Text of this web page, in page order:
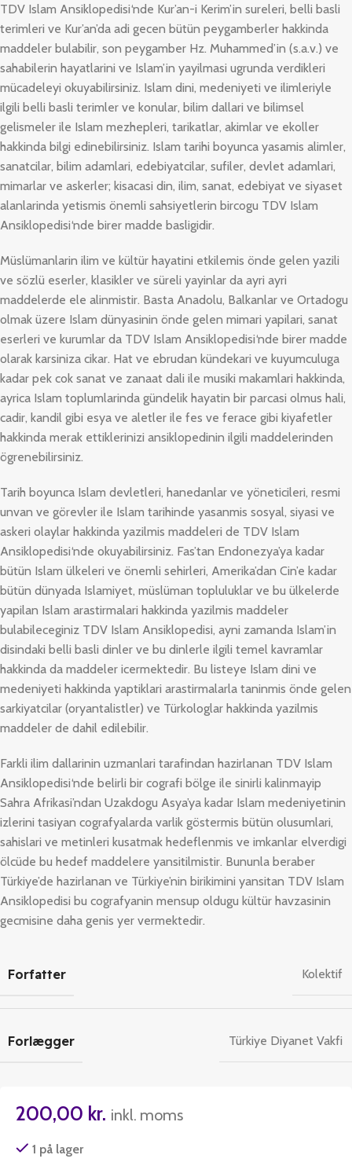
TDV Islam Ansiklopedisi‘nde Kur’an-i Kerim’in sureleri, belli basli
terimleri ve Kur’an’da adi gecen bütün peygamberler hakkinda
maddeler bulabilir, son peygamber Hz. Muhammed’in (s.a.v.) ve
sahabilerin hayatlarini ve Islam’in yayilmasi ugrunda verdikleri
mücadeleyi okuyabilirsiniz. Islam dini, medeniyeti ve ilimleriyle
ilgili belli basli terimler ve konular, bilim dallari ve bilimsel
gelismeler ile Islam mezhepleri, tarikatlar, akimlar ve ekoller
hakkinda bilgi edinebilirsiniz. Islam tarihi boyunca yasamis alimler,
sanatcilar, bilim adamlari, edebiyatcilar, sufiler, devlet adamlari,
mimarlar ve askerler; kisacasi din, ilim, sanat, edebiyat ve siyaset
alanlarinda yetismis önemli sahsiyetlerin bircogu TDV Islam
Ansiklopedisi‘nde birer madde basligidir.
Müslümanlarin ilim ve kültür hayatini etkilemis önde gelen yazili
ve sözlü eserler, klasikler ve süreli yayinlar da ayri ayri
maddelerde ele alinmistir. Basta Anadolu, Balkanlar ve Ortadogu
olmak üzere Islam dünyasinin önde gelen mimari yapilari, sanat
eserleri ve kurumlar da TDV Islam Ansiklopedisi‘nde birer madde
olarak karsiniza cikar. Hat ve ebrudan kündekari ve kuyumculuga
kadar pek cok sanat ve zanaat dali ile musiki makamlari hakkinda,
ayrica Islam toplumlarinda gündelik hayatin bir parcasi olmus hali,
cadir, kandil gibi esya ve aletler ile fes ve ferace gibi kiyafetler
hakkinda merak ettiklerinizi ansiklopedinin ilgili maddelerinden
ögrenebilirsiniz.
Tarih boyunca Islam devletleri, hanedanlar ve yöneticileri, resmi
unvan ve görevler ile Islam tarihinde yasanmis sosyal, siyasi ve
askeri olaylar hakkinda yazilmis maddeleri de TDV Islam
Ansiklopedisi‘nde okuyabilirsiniz. Fas’tan Endonezya’ya kadar
bütün Islam ülkeleri ve önemli sehirleri, Amerika’dan Cin’e kadar
bütün dünyada Islamiyet, müslüman topluluklar ve bu ülkelerde
yapilan Islam arastirmalari hakkinda yazilmis maddeler
bulabileceginiz TDV Islam Ansiklopedisi, ayni zamanda Islam’in
disindaki belli basli dinler ve bu dinlerle ilgili temel kavramlar
hakkinda da maddeler icermektedir. Bu listeye Islam dini ve
medeniyeti hakkinda yaptiklari arastirmalarla taninmis önde gelen
sarkiyatcilar (oryantalistler) ve Türkologlar hakkinda yazilmis
maddeler de dahil edilebilir.
Farkli ilim dallarinin uzmanlari tarafindan hazirlanan TDV Islam
Ansiklopedisi‘nde belirli bir cografi bölge ile sinirli kalinmayip
Sahra Afrikasi’ndan Uzakdogu Asya’ya kadar Islam medeniyetinin
izlerini tasiyan cografyalarda varlik göstermis bütün olusumlari,
sahislari ve metinleri kusatmak hedeflenmis ve imkanlar elverdigi
ölcüde bu hedef maddelere yansitilmistir. Bununla beraber
Türkiye’de hazirlanan ve Türkiye’nin birikimini yansitan TDV Islam
Ansiklopedisi bu cografyanin mensup oldugu kültür havzasinin
gecmisine daha genis yer vermektedir.
Forfatter Kolektif
Forlægger Türkiye Diyanet Vakfi
200,00 kr. inkl. moms
1 på lager